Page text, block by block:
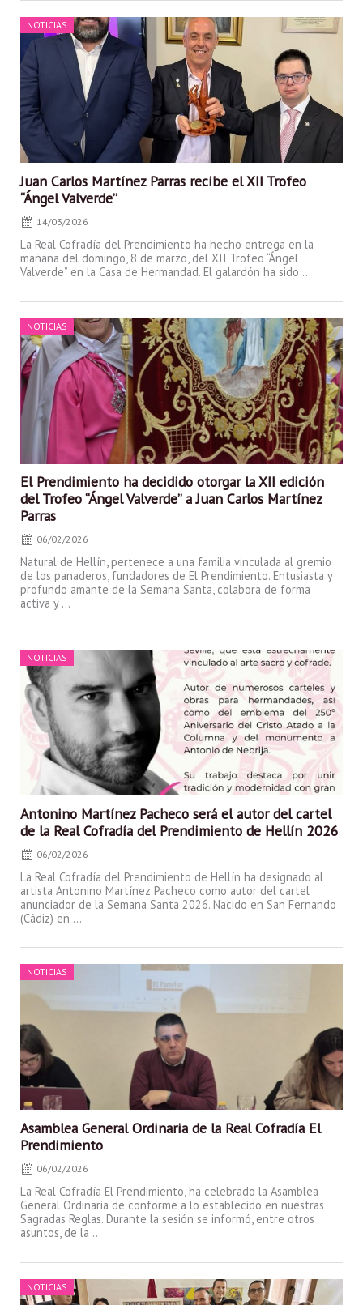
NOTICIAS
Juan Carlos Martínez Parras recibe el XII Trofeo
“Ángel Valverde”
Posted
on
14/03/2026
La Real Cofradía del Prendimiento ha hecho entrega en la
mañana del domingo, 8 de marzo, del XII Trofeo “Ángel
Valverde” en la Casa de Hermandad. El galardón ha sido ...
NOTICIAS
El Prendimiento ha decidido otorgar la XII edición
del Trofeo “Ángel Valverde” a Juan Carlos Martínez
Parras
Posted
on
06/02/2026
Natural de Hellín, pertenece a una familia vinculada al gremio
de los panaderos, fundadores de El Prendimiento. Entusiasta y
profundo amante de la Semana Santa, colabora de forma
activa y ...
NOTICIAS
Antonino Martínez Pacheco será el autor del cartel
de la Real Cofradía del Prendimiento de Hellín 2026
Posted
on
06/02/2026
La Real Cofradía del Prendimiento de Hellín ha designado al
artista Antonino Martínez Pacheco como autor del cartel
anunciador de la Semana Santa 2026. Nacido en San Fernando
(Cádiz) en ...
NOTICIAS
Asamblea General Ordinaria de la Real Cofradía El
Prendimiento
Posted
06/02/2026
La Real Cofradía El Prendimiento, ha celebrado la Asamblea
General Ordinaria de conforme a lo establecido en nuestras
Sagradas Reglas. Durante la sesión se informó, entre otros
asuntos, de la ...
NOTICIAS
Posted
on